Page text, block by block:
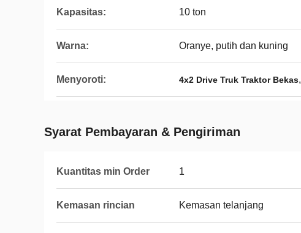
Kapasitas: 10 ton
Warna: Oranye, putih dan kuning
Menyoroti: 4x2 Drive Truk Traktor Bekas,
Syarat Pembayaran & Pengiriman
Kuantitas min Order 1
Kemasan rincian Kemasan telanjang